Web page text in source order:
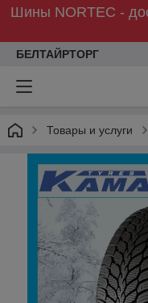
Шины NORTEC -
БЕЛТАЙРТОРГ
Товары и услуги